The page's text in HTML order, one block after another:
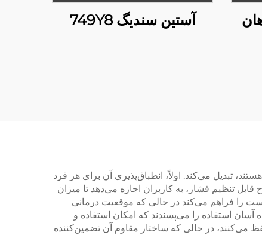
آستین سندیگ 749Y8
تبدیل می‌کند. اولاً، انطباق‌پذیری آن برای هر فرد
تنظیم فشار، به کاربران اجازه می‌دهد تا میزان
را فراهم می‌کند در حالی که موقعیت درمانی
استفاده را می‌پسندند که امکان استفاده و
در حالی که ساختار مقاوم آن تضمین‌کننده